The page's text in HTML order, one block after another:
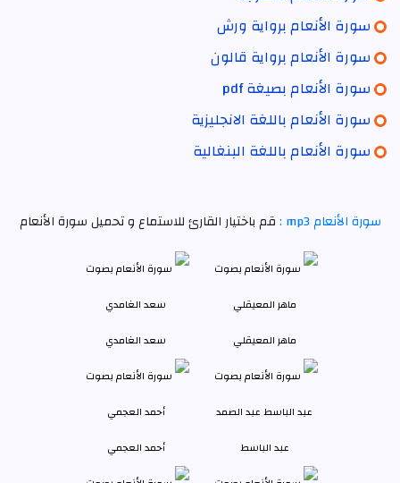
سورة الأنعام برواية ورش
سورة الأنعام برواية قالون
سورة الأنعام بصيغة pdf
سورة الأنعام باللغة الانجليزية
سورة الأنعام باللغة البنغالية
سورة الأنعام mp3 : قم باختيار القارئ للاستماع و تحميل سورة الأنعام
ماهر المعيقلي سعد الغامدي
عبد الباسط أحمد العجمي